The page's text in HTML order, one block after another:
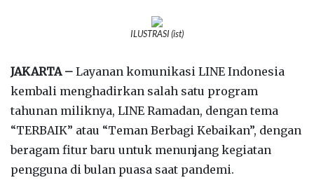
ILUSTRASI (ist)
JAKARTA – Layanan komunikasi LINE Indonesia
kembali menghadirkan salah satu program
tahunan miliknya, LINE Ramadan, dengan tema
“TERBAIK” atau “Teman Berbagi Kebaikan”, dengan
beragam fitur baru untuk menunjang kegiatan
pengguna di bulan puasa saat pandemi.